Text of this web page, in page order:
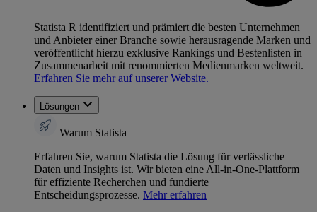
Statista R identifiziert und prämiert die besten Unternehmen
und Anbieter einer Branche sowie herausragende Marken und
veröffentlicht hierzu exklusive Rankings und Bestenlisten in
Zusammenarbeit mit renommierten Medienmarken weltweit.
Erfahren Sie mehr auf unserer Website.
Lösungen
Warum Statista
Erfahren Sie, warum Statista die Lösung für verlässliche
Daten und Insights ist. Wir bieten eine All-in-One-Plattform
für effiziente Recherchen und fundierte
Entscheidungsprozesse. Mehr erfahren